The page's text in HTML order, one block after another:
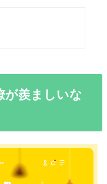
が羨ましいな